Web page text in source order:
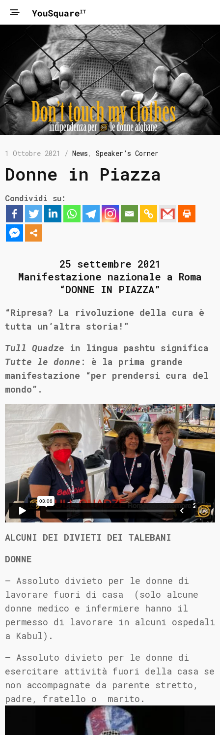
1 Ottobre 2021 / News, Speaker’s Corner
Donne in Piazza
Condividi su:
25 settembre 2021
Manifestazione nazionale a Roma
“DONNE IN PIAZZA”
“Ripresa? La rivoluzione della cura è
tutta un’altra storia!”
Tull Quadze in lingua pashtu significa
Tutte le donne : è la prima grande
manifestazione “per prendersi cura del
mondo”.
ALCUNI DEI DIVIETI DEI TALEBANI
DONNE
– Assoluto divieto per le donne di
lavorare fuori di casa (solo alcune
donne medico e infermiere hanno il
permesso di lavorare in alcuni ospedali
a Kabul).
– Assoluto divieto per le donne di
esercitare attività fuori della casa se
non accompagnate da parente stretto,
padre, fratello o marito.